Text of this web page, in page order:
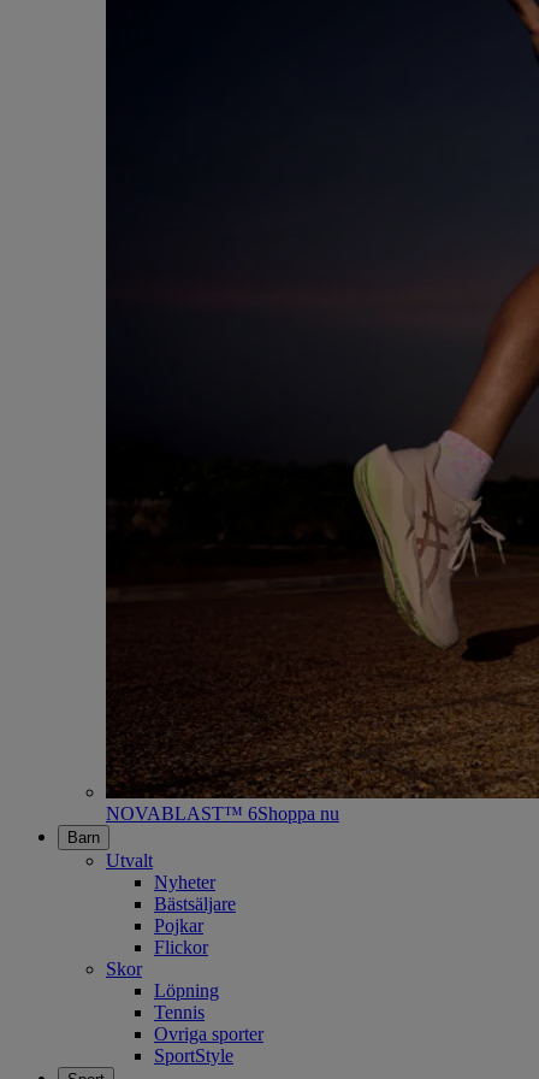
NOVABLAST™ 6Shoppa nu
Barn
Utvalt
Nyheter
Bästsäljare
Pojkar
Flickor
Skor
Löpning
Tennis
Ovriga sporter
SportStyle